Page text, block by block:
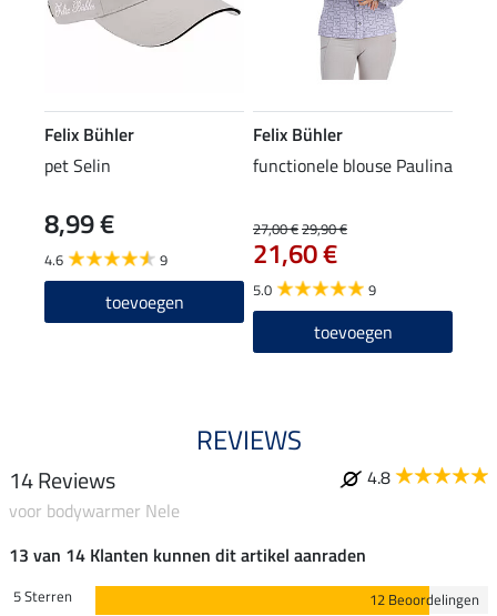
Felix Bühler
pet Selin
8,99 €
4.6 9
toevoegen
Felix Bühler
functionele blouse Paulina
27,00 €29,90 €
21,60 €
5.0 9
toevoegen
REVIEWS
14 Reviews
4.8
voor bodywarmer Nele
13 van 14 Klanten kunnen dit artikel aanraden
5 Sterren
12 Beoordelingen